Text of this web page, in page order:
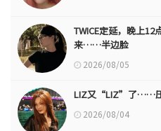
TWICE定延，晚上
来……半边脸
2026/08/05
LIZ又“LIZ”了……
2026/08/04